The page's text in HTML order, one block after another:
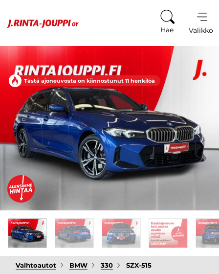
Hae Valikko
Tästä ajoneuvosta on kiinnostunut 11 henkilöä
Vaihtoautot BMW 330 SZX-515